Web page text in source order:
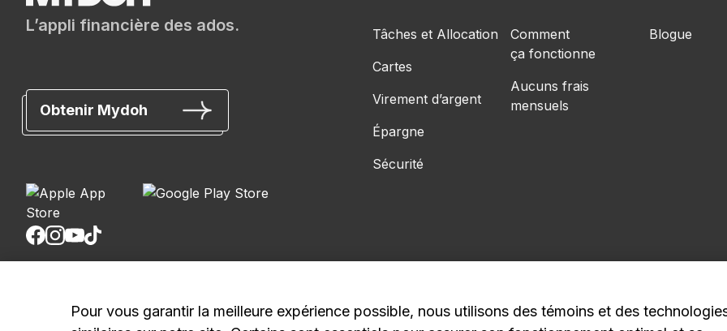
L’appli financière des ados.
Obtenir Mydoh
Tâches et Allocation
Cartes
Virement d’argent
Épargne
Sécurité
Comment
ça fonctionne
Aucuns frais
mensuels
Blogue
Banque Royale du Canada, © 2026
20, rue King Ouest, 8e étage, Toronto (Ontario) M5H 1C4
Pour vous garantir la meilleure expérience possible, nous utilisons des témoins et des